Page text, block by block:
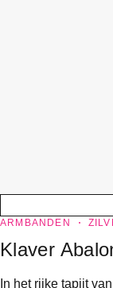
ARMBANDEN
Klaver
In het rijke tapijt